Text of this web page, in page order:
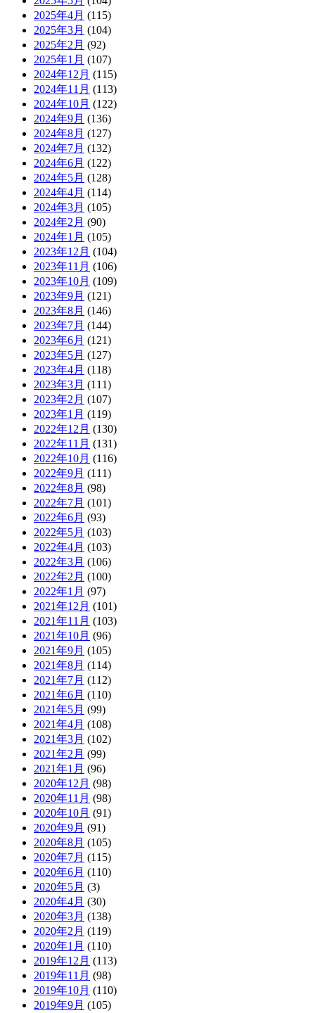
2025年4月 (115)
2025年3月 (104)
2025年2月 (92)
2025年1月 (107)
2024年12月 (115)
2024年11月 (113)
2024年10月 (122)
2024年9月 (136)
2024年8月 (127)
2024年7月 (132)
2024年6月 (122)
2024年5月 (128)
2024年4月 (114)
2024年3月 (105)
2024年2月 (90)
2024年1月 (105)
2023年12月 (104)
2023年11月 (106)
2023年10月 (109)
2023年9月 (121)
2023年8月 (146)
2023年7月 (144)
2023年6月 (121)
2023年5月 (127)
2023年4月 (118)
2023年3月 (111)
2023年2月 (107)
2023年1月 (119)
2022年12月 (130)
2022年11月 (131)
2022年10月 (116)
2022年9月 (111)
2022年8月 (98)
2022年7月 (101)
2022年6月 (93)
2022年5月 (103)
2022年4月 (103)
2022年3月 (106)
2022年2月 (100)
2022年1月 (97)
2021年12月 (101)
2021年11月 (103)
2021年10月 (96)
2021年9月 (105)
2021年8月 (114)
2021年7月 (112)
2021年6月 (110)
2021年5月 (99)
2021年4月 (108)
2021年3月 (102)
2021年2月 (99)
2021年1月 (96)
2020年12月 (98)
2020年11月 (98)
2020年10月 (91)
2020年9月 (91)
2020年8月 (105)
2020年7月 (115)
2020年6月 (110)
2020年5月 (3)
2020年4月 (30)
2020年3月 (138)
2020年2月 (119)
2020年1月 (110)
2019年12月 (113)
2019年11月 (98)
2019年10月 (110)
2019年9月 (105)